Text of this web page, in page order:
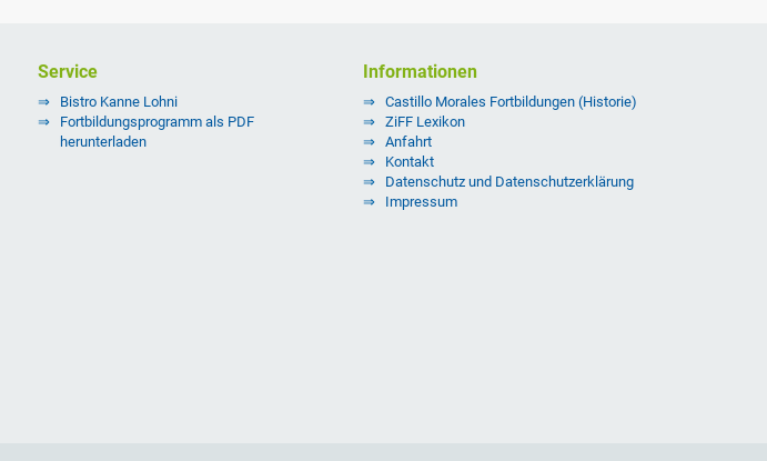
Service
Bistro Kanne Lohni
Fortbildungsprogramm als PDF
herunterladen
Informationen
Castillo Morales Fortbildungen (Historie)
ZiFF Lexikon
Anfahrt
Kontakt
Datenschutz und Datenschutzerklärung
Impressum